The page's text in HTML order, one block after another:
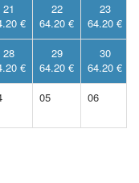
21
€
22
64.20 €
23
64.20 €
28
€
29
64.20 €
30
64.20 €
05 06